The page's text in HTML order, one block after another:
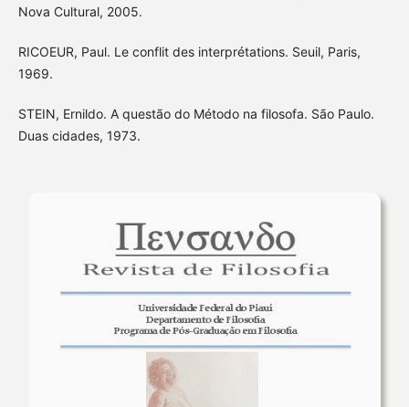
Nova Cultural, 2005.
RICOEUR, Paul. Le conflit des interprétations. Seuil, Paris,
1969.
STEIN, Ernildo. A questão do Método na filosofa. São Paulo.
Duas cidades, 1973.